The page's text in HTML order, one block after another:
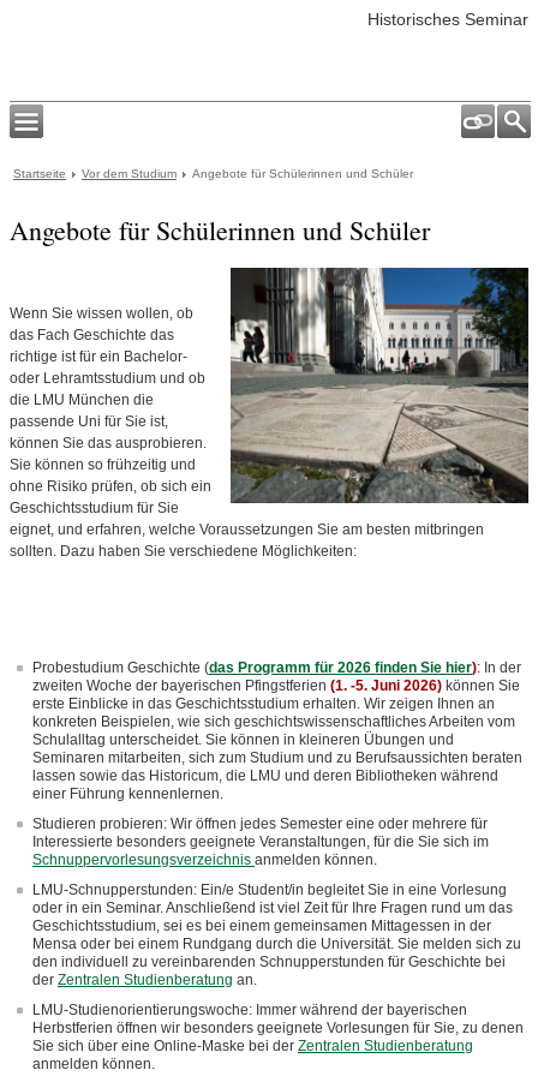
Historisches Seminar
Startseite Vor dem Studium Angebote für Schülerinnen und Schüler
Angebote für Schülerinnen und Schüler
Wenn Sie wissen wollen, ob
das Fach Geschichte das
richtige ist für ein Bachelor-
oder Lehramtsstudium und ob
die LMU München die
passende Uni für Sie ist,
können Sie das ausprobieren.
Sie können so frühzeitig und
ohne Risiko prüfen, ob sich ein
Geschichtsstudium für Sie
eignet, und erfahren, welche Voraussetzungen Sie am besten mitbringen
sollten. Dazu haben Sie verschiedene Möglichkeiten:
Probestudium Geschichte (das Programm für 2026 finden Sie hier): In der
zweiten Woche der bayerischen Pfingstferien (1. -5. Juni 2026) können Sie
erste Einblicke in das Geschichtsstudium erhalten. Wir zeigen Ihnen an
konkreten Beispielen, wie sich geschichtswissenschaftliches Arbeiten vom
Schulalltag unterscheidet. Sie können in kleineren Übungen und
Seminaren mitarbeiten, sich zum Studium und zu Berufsaussichten beraten
lassen sowie das Historicum, die LMU und deren Bibliotheken während
einer Führung kennenlernen.
Studieren probieren: Wir öffnen jedes Semester eine oder mehrere für
Interessierte besonders geeignete Veranstaltungen, für die Sie sich im
Schnuppervorlesungsverzeichnis anmelden können.
LMU-Schnupperstunden: Ein/e Student/in begleitet Sie in eine Vorlesung
oder in ein Seminar. Anschließend ist viel Zeit für Ihre Fragen rund um das
Geschichtsstudium, sei es bei einem gemeinsamen Mittagessen in der
Mensa oder bei einem Rundgang durch die Universität. Sie melden sich zu
den individuell zu vereinbarenden Schnupperstunden für Geschichte bei
der Zentralen Studienberatung an.
LMU-Studienorientierungswoche: Immer während der bayerischen
Herbstferien öffnen wir besonders geeignete Vorlesungen für Sie, zu denen
Sie sich über eine Online-Maske bei der Zentralen Studienberatung
anmelden können.